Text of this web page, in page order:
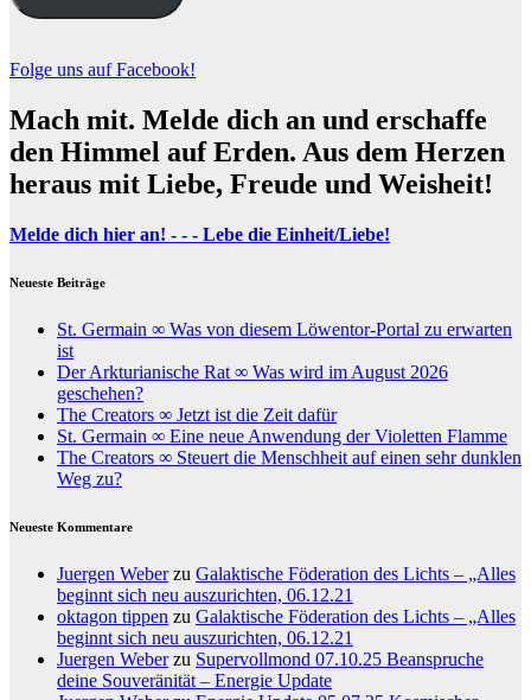
Folge uns auf Facebook!
Mach mit. Melde dich an und erschaffe
den Himmel auf Erden. Aus dem Herzen
heraus mit Liebe, Freude und Weisheit!
Melde dich hier an! - - - Lebe die Einheit/Liebe!
Neueste Beiträge
St. Germain ∞ Was von diesem Löwentor-Portal zu erwarten
ist
Der Arkturianische Rat ∞ Was wird im August 2026
geschehen?
The Creators ∞ Jetzt ist die Zeit dafür
St. Germain ∞ Eine neue Anwendung der Violetten Flamme
The Creators ∞ Steuert die Menschheit auf einen sehr dunklen
Weg zu?
Neueste Kommentare
Juergen Weberzu Galaktische Föderation des Lichts – „Alles
beginnt sich neu auszurichten, 06.12.21
oktagon tippen zu Galaktische Föderation des Lichts – „Alles
beginnt sich neu auszurichten, 06.12.21
Juergen Weberzu Supervollmond 07.10.25 Beanspruche
deine Souveränität – Energie Update